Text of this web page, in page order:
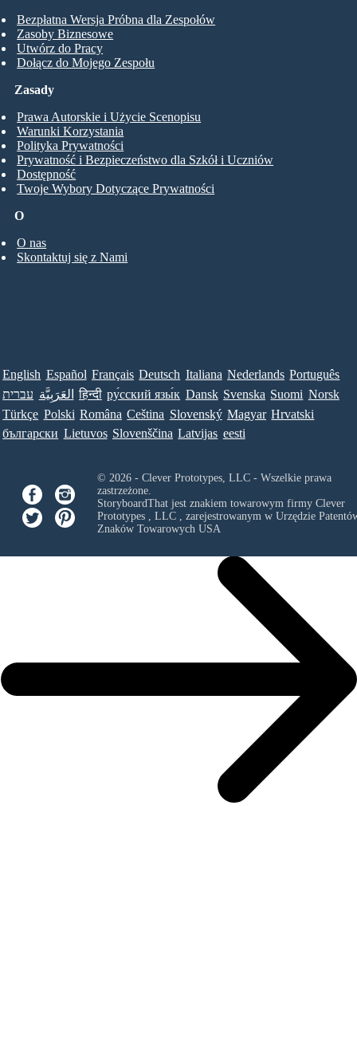
Bezpłatna Wersja Próbna dla Zespołów
Zasoby Biznesowe
Utwórz do Pracy
Dołącz do Mojego Zespołu
O
O nas
Skontaktuj się z Nami
Zasady
Prawa Autorskie i Użycie Scenopisu
Warunki Korzystania
Polityka Prywatności
Prywatność i Bezpieczeństwo dla Szkół i Uczniów
Dostępność
Twoje Wybory Dotyczące Prywatności
English Español Français Deutsch Italiana Nederlands Português
עברית العَرَبِيَّة हिन्दी ру́сский язы́к Dansk Svenska Suomi Norsk
Türkçe Polski Româna Ceština Slovenský Magyar Hrvatski
български Lietuvos Slovenščina Latvijas eesti
© 2026 - Clever Prototypes, LLC - Wszelkie prawa
zastrzeżone.
StoryboardThat jest znakiem towarowym firmy Clever
Prototypes , LLC, zarejestrowanym w Urzędzie
Znaków Towarowych USA